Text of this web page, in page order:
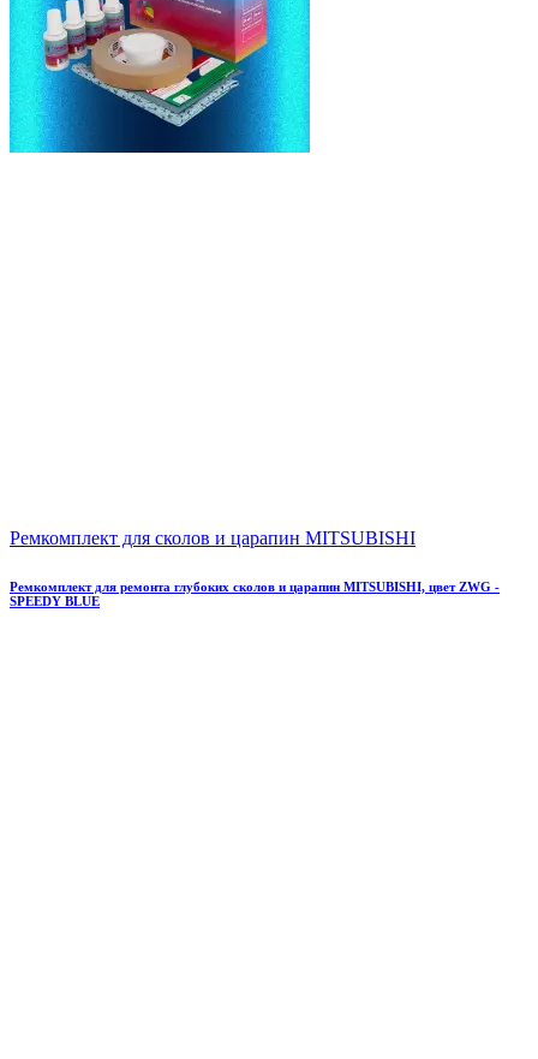
Ремкомплект для сколов и царапин MITSUBISHI
Ремкомплект для ремонта глубоких сколов и царапин MITSUBISHI, цвет ZWG -
SPEEDY BLUE